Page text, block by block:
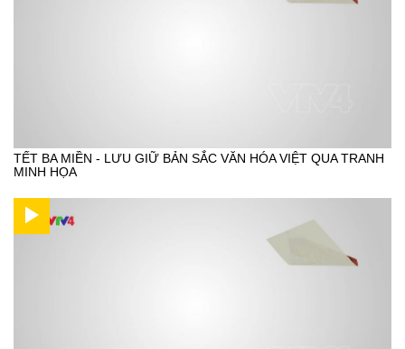
TẾT BA MIỀN - LƯU GIỮ BẢN SẮC VĂN HÓA VIỆT QUA TRANH
MINH HỌA